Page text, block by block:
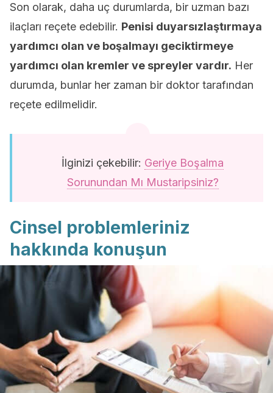
Son olarak, daha uç durumlarda, bir uzman bazı
ilaçları reçete edebilir. Penisi duyarsızlaştırmaya
yardımcı olan ve boşalmayı geciktirmeye
yardımcı olan kremler ve spreyler vardır. Her
durumda, bunlar her zaman bir doktor tarafından
reçete edilmelidir.
İlginizi çekebilir: Geriye Boşalma
Sorunundan Mı Mustaripsiniz?
Cinsel problemleriniz
hakkında konuşun